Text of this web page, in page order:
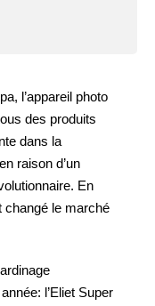
l’appareil photo
des produits
dans la
raison d’un
En
changé le marché
l’Eliet Super